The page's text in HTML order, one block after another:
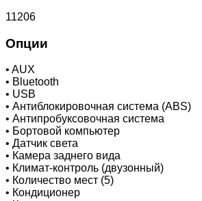
11206
Опции
• AUX
• Bluetooth
• USB
• Антиблокировочная система (ABS)
• Антипробуксовочная система
• Бортовой компьютер
• Датчик света
• Камера заднего вида
• Климат-контроль (двузонный)
• Количество мест (5)
• Кондиционер